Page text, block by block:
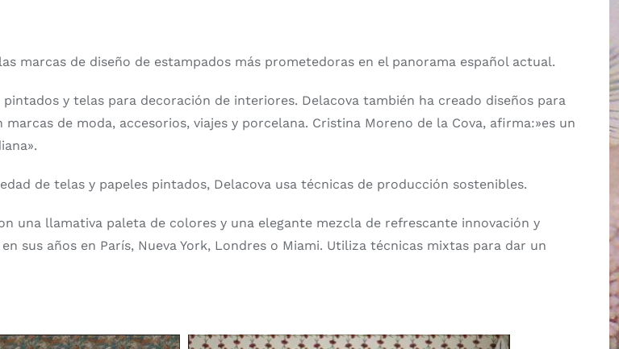
marcas de diseño de estampados más prometedoras en el panorama español actual.
y telas para decoración de interiores. Delacova también ha creado diseños para
de moda, accesorios, viajes y porcelana. Cristina Moreno de la Cova, afirma:»es un
de telas y papeles pintados, Delacova usa técnicas de producción sostenibles.
una llamativa paleta de colores y una elegante mezcla de refrescante innovación y
sus años en París, Nueva York, Londres o Miami. Utiliza técnicas mixtas para dar un